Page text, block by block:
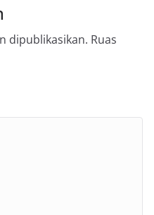
dipublikasikan. Ruas